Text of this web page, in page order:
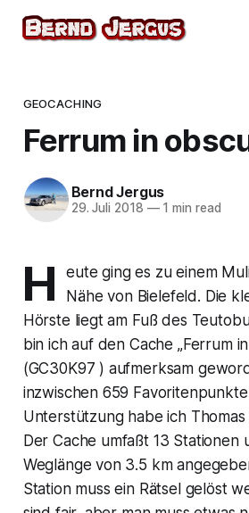
GEOCACHING
Ferrum in
Bernd Jergus
29. Juli 2018 —1 min read
H
eute ging es zu einem
Nähe von Bielefeld. Die
Hörste liegt am Fuß des
bin ich auf den Cache „Ferrum
(GC30K97 ) aufmerksam
inzwischen 659
Unterstützung habe ich Thomas
Der Cache umfaßt 13 Stationen
Weglänge von 3.5 km
Station muss ein Rätsel gelöst